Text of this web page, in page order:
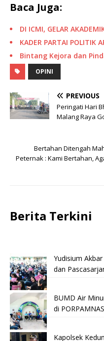
Baca Juga:
DI ICMI, GELAR
KADER PARTAI POLITIK
Bintang Kejora dan
OPINI
PREVIOUS
Peringati Hari
Malang Raya
Bertahan Ditengah
Peternak : Kami Bertahan,
Berita Terkini
Yudisium
dan
BUMD Air
di
Kapolsek